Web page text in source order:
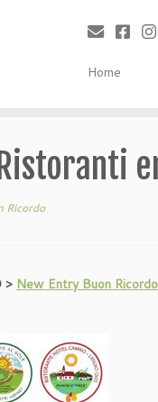
Home
Ricordo
> New Entry Buon